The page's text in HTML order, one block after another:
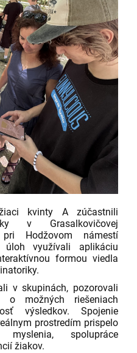
kvinty A zúčastnili
v Grasalkovičovej
pri Hodžovom námestí
využívali aplikáciu
formou viedla
v skupinách, pozorovali
o možných riešeniach
výsledkov. Spojenie
prostredím prispelo
spolupráce
žiakov.